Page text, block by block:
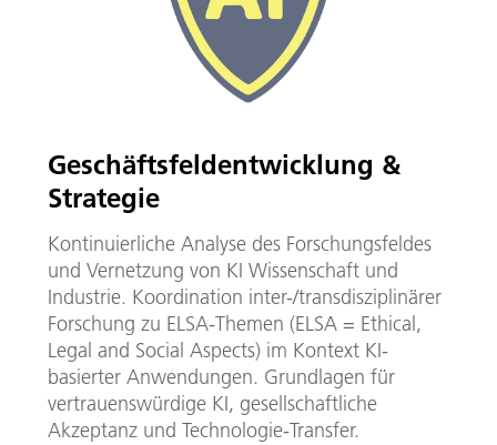
Geschäftsfeldentwicklung &
Strategie
Kontinuierliche Analyse des Forschungsfeldes
und Vernetzung von KI Wissenschaft und
Industrie. Koordination inter-/transdisziplinärer
Forschung zu ELSA-Themen (ELSA = Ethical,
Legal and Social Aspects) im Kontext KI-
basierter Anwendungen. Grundlagen für
vertrauenswürdige KI, gesellschaftliche
Akzeptanz und Technologie-Transfer.